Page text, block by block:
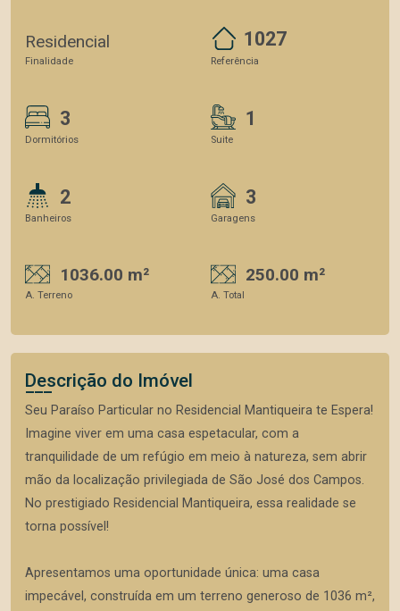
Residencial
Finalidade
1027
Referência
3
Dormitórios
1
Suite
2
Banheiros
3
Garagens
1036.00 m²
A. Terreno
250.00 m²
A. Total
Descrição do Imóvel
Seu Paraíso Particular no Residencial Mantiqueira te Espera!
Imagine viver em uma casa espetacular, com a
tranquilidade de um refúgio em meio à natureza, sem abrir
mão da localização privilegiada de São José dos Campos.
No prestigiado Residencial Mantiqueira, essa realidade se
torna possível!
Apresentamos uma oportunidade única: uma casa
impecável, construída em um terreno generoso de 1036 m²,